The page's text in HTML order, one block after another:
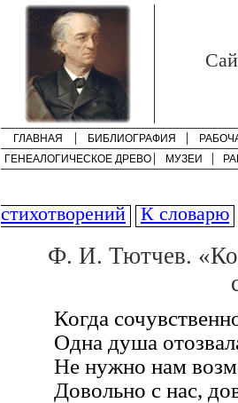
ГЛАВНАЯ БИБЛИОГРАФИЯ
ГЕНЕАЛОГИЧЕСКОЕ ДРЕВО
МУЗЕИ
стихотворений К словарю
Ф. И. Тютчев.
Когда
Одна душа
Не нужно нам
Довольно с нас,